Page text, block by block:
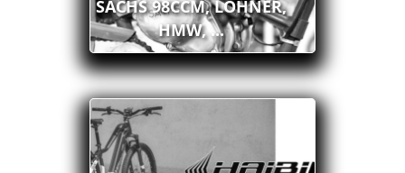
SACHS 98CCM, LOHNER,
HMW, ...